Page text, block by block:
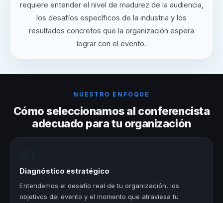
requiere entender el nivel de madurez de la audiencia,
los desafíos específicos de la industria y los
resultados concretos que la organización espera
lograr con el evento.
NUESTRO ENFOQUE
Cómo seleccionamos al conferencista
adecuado para tu organización
Diagnóstico estratégico
Entendemos el desafío real de tu organización, los
objetivos del evento y el momento que atraviesa tu